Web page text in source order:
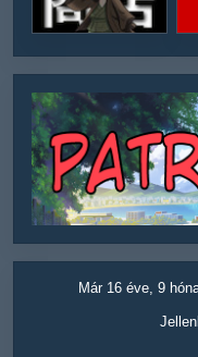
Már 16 éve, 9